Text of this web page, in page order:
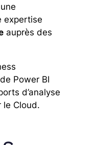
expertise
auprès des
Power BI
d’analyse
le Cloud.